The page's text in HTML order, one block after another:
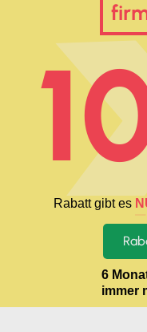
Rabatt gibt es
6
immer